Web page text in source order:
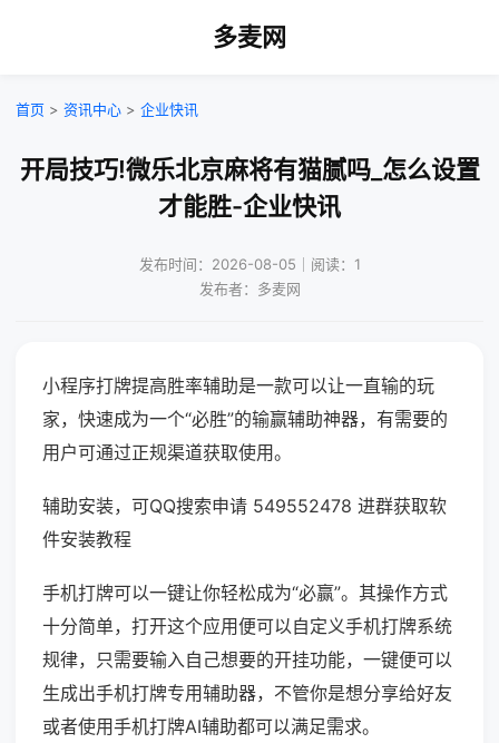
多麦网
首页 > 资讯中心 > 企业快讯
开局技巧!微乐北京麻将有猫腻吗_怎么设置
才能胜-企业快讯
发布时间：2026-08-05｜阅读：1
发布者：多麦网
小程序打牌提高胜率辅助是一款可以让一直输的玩
家，快速成为一个“必胜”的输赢辅助神器，有需要的
用户可通过正规渠道获取使用。
辅助安装，可QQ搜索申请 549552478 进群获取软
件安装教程
手机打牌可以一键让你轻松成为“必赢”。其操作方式
十分简单，打开这个应用便可以自定义手机打牌系统
规律，只需要输入自己想要的开挂功能，一键便可以
生成出手机打牌专用辅助器，不管你是想分享给好友
或者使用手机打牌AI辅助都可以满足需求。